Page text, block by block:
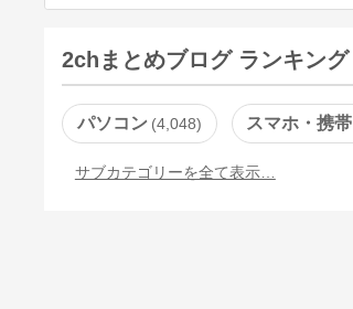
2chまとめブログ ランキング
パソコン 4,048 スマホ・携帯
サブカテゴリーを全て表示…